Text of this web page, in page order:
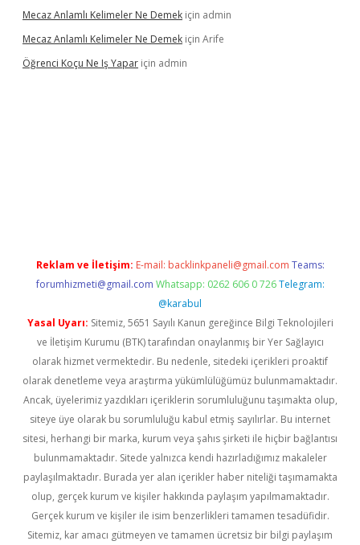
Mecaz Anlamlı Kelimeler Ne Demek için admin
Mecaz Anlamlı Kelimeler Ne Demek için Arife
Öğrenci Koçu Ne Iş Yapar için admin
Reklam ve İletişim: E-mail: backlinkpaneli@gmail.com Teams:
forumhizmeti@gmail.com Whatsapp: 0262 606 0 726 Telegram:
@karabul
Yasal Uyarı: Sitemiz, 5651 Sayılı Kanun gereğince Bilgi Teknolojileri
ve İletişim Kurumu (BTK) tarafından onaylanmış bir Yer Sağlayıcı
olarak hizmet vermektedir. Bu nedenle, sitedeki içerikleri proaktif
olarak denetleme veya araştırma yükümlülüğümüz bulunmamaktadır.
Ancak, üyelerimiz yazdıkları içeriklerin sorumluluğunu taşımakta olup,
siteye üye olarak bu sorumluluğu kabul etmiş sayılırlar. Bu internet
sitesi, herhangi bir marka, kurum veya şahıs şirketi ile hiçbir bağlantısı
bulunmamaktadır. Sitede yalnızca kendi hazırladığımız makaleler
paylaşılmaktadır. Burada yer alan içerikler haber niteliği taşımamakta
olup, gerçek kurum ve kişiler hakkında paylaşım yapılmamaktadır.
Gerçek kurum ve kişiler ile isim benzerlikleri tamamen tesadüfidir.
Sitemiz, kar amacı gütmeyen ve tamamen ücretsiz bir bilgi paylaşım